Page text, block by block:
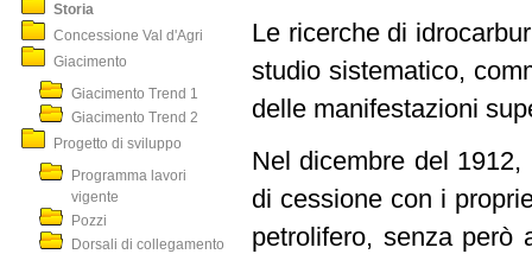
Storia
Concessione Val d'Agri
Giacimento
Giacimento Trend 1
Giacimento Trend 2
Progetto di sviluppo
Programma lavori
vigente
Pozzi
Dorsali di collegamento
Le ricerche di
studio sistematico,
delle manifestazioni
Nel dicembre del
di cessione con i
petrolifero, senza però